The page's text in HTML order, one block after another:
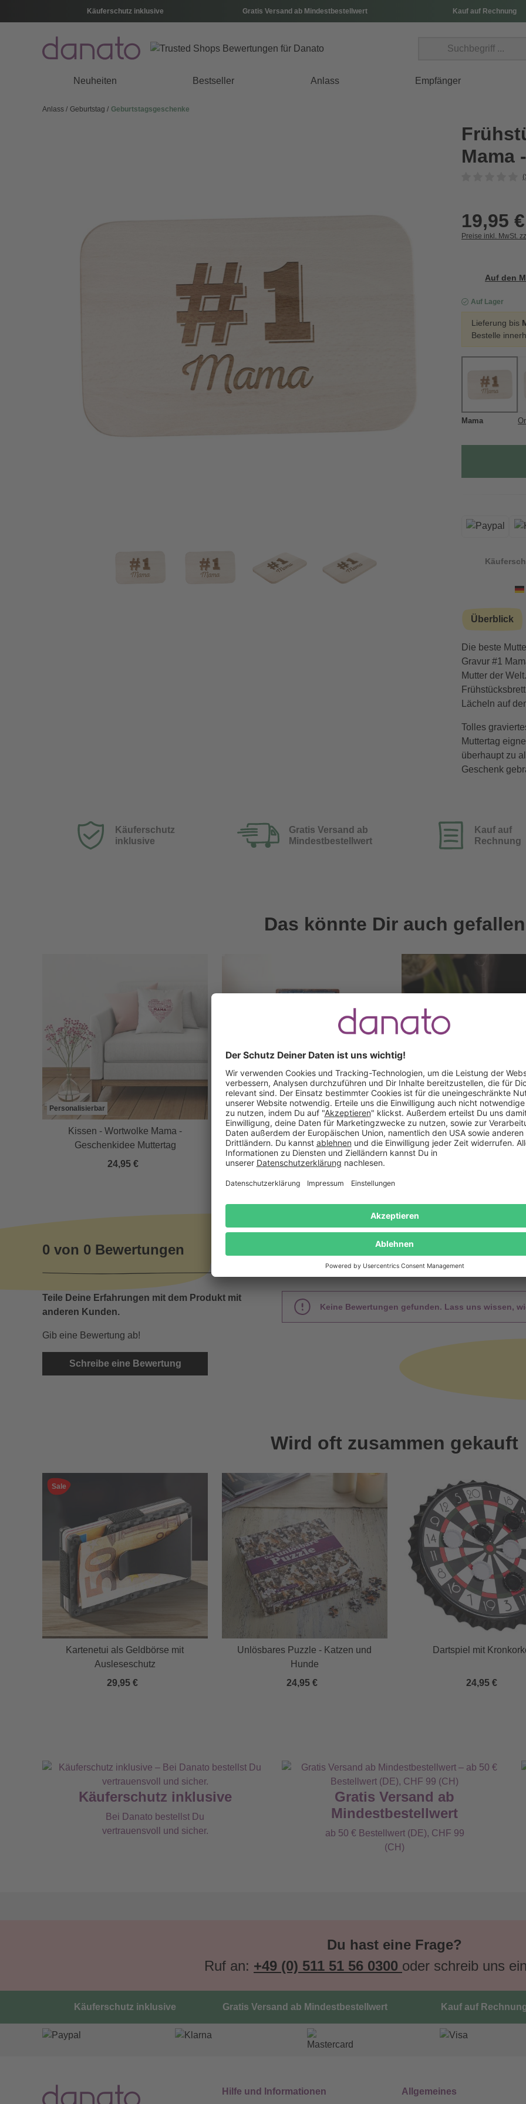
Käuferschutz inklusive Gratis Versand ab Mindestbestellwert Kauf auf Rechnung
Neuheiten Bestseller Anlass Empfänger
Anlass Geburtstag Geburtstagsgeschenke
Mama
19,95 €
Preise inkl. MwSt.
Auf den
Auf Lager
Lieferung bis
Bestelle
Mama
Überblick
Die beste
Gravur #1
Mutter der
Lächeln auf
Tolles
Muttertag
überhaupt zu
Geschenk
Käuferschutz
inklusive
Gratis Versand ab
Mindestbestellwert
Kauf auf
Rechnung
Das könnte Dir auch gefallen
Personalisierbar
Kissen - Wortwolke Mama -
Geschenkidee Muttertag
24,95 €
Wandschild mit Aufdruck - Rezept für
die beste Mama
26,95 €
Raumbefeuchter mit Aroma
und Farbwechsel
0 von 0 Bewertungen
Teile Deine Erfahrungen mit dem Produkt mit
anderen Kunden.
Gib eine Bewertung ab!
Schreibe eine Bewertung
Das sagen unsere Kunden
Keine Bewertungen gefunden. Lass uns wissen,
Wird oft zusammen gekauft
Sale
Kartenetui als Geldbörse mit
Ausleseschutz
29,95 €
Unlösbares Puzzle - Katzen und
Hunde
24,95 €
Dartspiel mit
24,95 €
Käuferschutz inklusive
Bei Danato bestellst Du
vertrauensvoll und sicher.
Gratis Versand ab
Mindestbestellwert
ab 50 € Bestellwert (DE), CHF 99
(CH)
Du hast eine Frage?
Ruf an: +49 (0) 511 51 56 0300 oder schreib uns
Käuferschutz inklusive Gratis Versand ab Mindestbestellwert Kauf auf
Hilfe und Informationen Allgemeines